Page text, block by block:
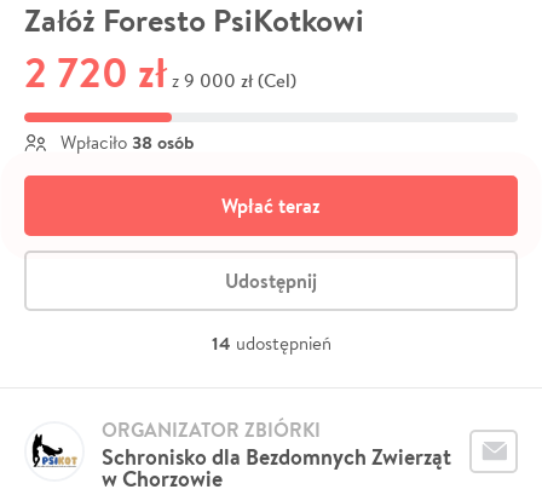
Załóż Foresto PsiKotkowi
2 720 zł z 9 000 zł (Cel)
Wpłaciło 38 osób
Wpłać teraz
Udostępnij
14 udostępnień
Schronisko dla Bezdomnych Zwierząt
w Chorzowie
ORGANIZATOR ZBIÓRKI